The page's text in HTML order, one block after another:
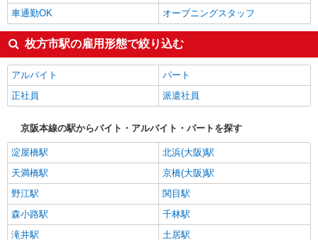
車通勤OK
オープニングスタッフ
枚方市駅の雇用形態で絞り込む
アルバイト
パート
正社員
派遣社員
京阪本線の駅からバイト・アルバイト・パートを探す
淀屋橋駅
北浜(大阪)駅
天満橋駅
京橋(大阪)駅
野江駅
関目駅
森小路駅
千林駅
滝井駅
土居駅